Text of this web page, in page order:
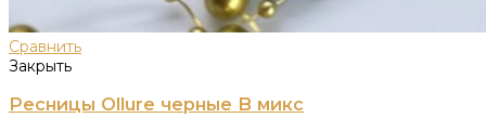
Сравнить
Закрыть
Ресницы Ollure черные B микс